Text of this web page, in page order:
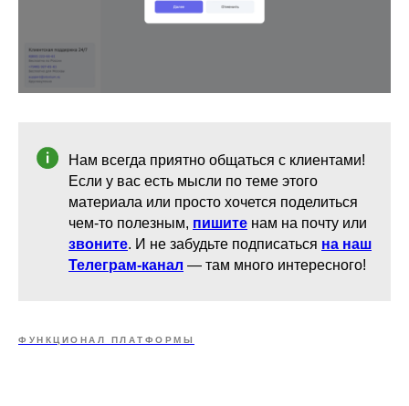
Нам всегда приятно общаться с клиентами!
Если у вас есть мысли по теме этого
материала или просто хочется поделиться
чем-то полезным, пишите нам на почту или
звоните. И не забудьте подписаться на наш
Телеграм-канал — там много интересного!
ФУНКЦИОНАЛ ПЛАТФОРМЫ